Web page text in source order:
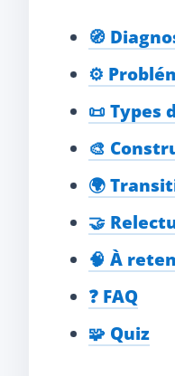
🧭
⚙️
📜 Types
🎨
🌍
🤝
🧠 À
❓ FAQ
🧩 Quiz